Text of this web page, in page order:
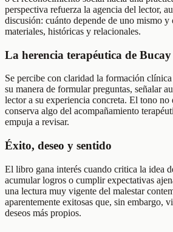
perspectiva refuerza la agencia del lector,
discusión: cuánto depende de uno mismo y
materiales, históricas y relacionales.
La herencia terapéutica de Bucay
Se percibe con claridad la formación
su manera de formular preguntas, señalar
lector a su experiencia concreta. El tono no
conserva algo del acompañamiento
empuja a revisar.
Éxito, deseo y sentido
El libro gana interés cuando critica la idea
acumular logros o cumplir expectativas
una lectura muy vigente del malestar
aparentemente exitosas que, sin embargo,
deseos más propios.